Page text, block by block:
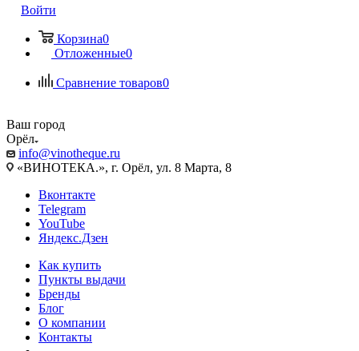
Войти
Корзина0
Отложенные0
Сравнение товаров0
Ваш город
Орёл
info@vinotheque.ru
«ВИНОТЕКА.», г. Орёл, ул. 8 Марта, 8
Вконтакте
Telegram
YouTube
Яндекс.Дзен
Как купить
Пункты выдачи
Бренды
Блог
О компании
Контакты